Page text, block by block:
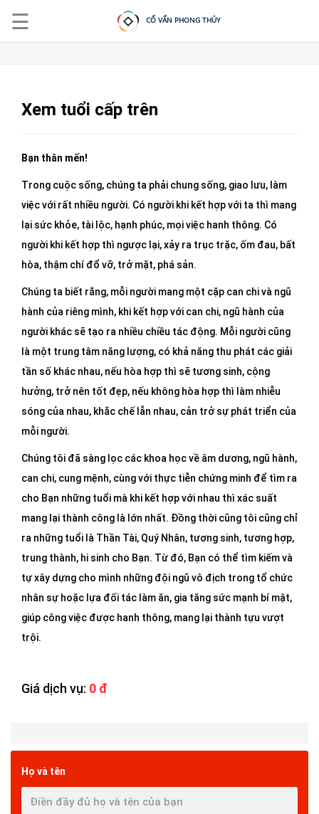
NHẬP
ĐĂNG
TRANG
CHỦ
KHOÁ
HỌC
DỊCH
VỤ
VIẾT
☰ CỐ VẤN PHONG THỦY
Xem tuổi cấp trên
Bạn thân mến!
Trong cuộc sống, chúng ta phải chung sống, giao lưu, làm
việc với rất nhiều người. Có người khi kết hợp với ta thì mang
lại sức khỏe, tài lộc, hạnh phúc, mọi việc hanh thông. Có
người khi kết hợp thì ngược lại, xảy ra trục trặc, ốm đau, bất
hòa, thậm chí đổ vỡ, trở mặt, phá sản.
Chúng ta biết rằng, mỗi người mang một cặp can chi và ngũ
hành của riêng mình, khi kết hợp với can chi, ngũ hành của
người khác sẽ tạo ra nhiều chiều tác động. Mỗi người cũng
là một trung tâm năng lượng, có khả năng thu phát các giải
tần số khác nhau, nếu hòa hợp thì sẽ tương sinh, cộng
hưởng, trở nên tốt đẹp, nếu không hòa hợp thì làm nhiễu
sóng của nhau, khắc chế lẫn nhau, cản trở sự phát triển của
mỗi người.
Chúng tôi đã sàng lọc các khoa học về âm dương, ngũ hành,
can chi, cung mệnh, cùng với thực tiễn chứng minh để tìm ra
cho Bạn những tuổi mà khi kết hợp với nhau thì xác suất
mang lại thành công là lớn nhất. Đồng thời cũng tôi cũng chỉ
ra những tuổi là Thần Tài, Quý Nhân, tương sinh, tương hợp,
trung thành, hi sinh cho Bạn. Từ đó, Bạn có thể tìm kiếm và
tự xây dựng cho mình những đội ngũ vô địch trong tổ chức
nhân sự hoặc lựa đối tác làm ăn, gia tăng sức mạnh bí mật,
giúp công việc được hanh thông, mang lại thành tựu vượt
trội.
Giá dịch vụ: 0 đ
Họ và tên